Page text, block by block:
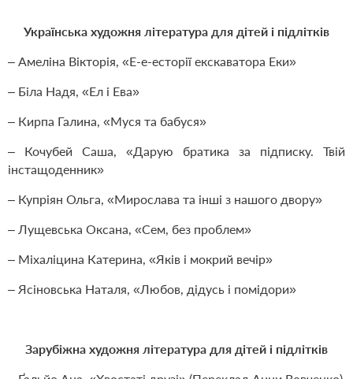
Українська художня література для дітей і підлітків
– Амеліна Вікторія, «Е-е-есторії екскаватора Еки»
– Біла Надя, «Ел і Ева»
– Кирпа Галина, «Муся та бабуся»
– Кочубей Саша, «Дарую братика за підписку. Твій
інстащоденник»
– Купріян Ольга, «Мирослава та інші з нашого двору»
– Лущевська Оксана, «Сем, без проблем»
– Міхаліцина Катерина, «Яків і мокрий вечір»
– Ясіновська Наталя, «Любов, дідусь і помідори»
Зарубіжна художня література для дітей і підлітків